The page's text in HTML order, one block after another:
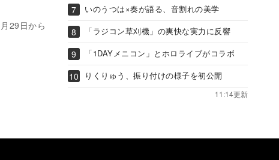
29日から
いのうつは×奏が語る、音割れの美学
「ラジコン草刈機」の爽快な実力に反響
「1DAYメニコン」とホロライブがコラボ
りくりゅう、振り付けの様子を初公開
11:14更新